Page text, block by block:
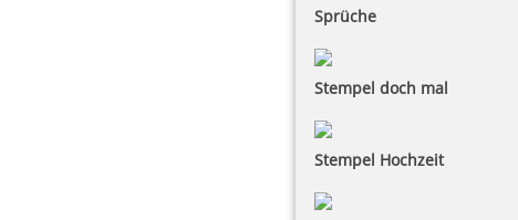
Sprüche
Stempel doch mal
Stempel Hochzeit